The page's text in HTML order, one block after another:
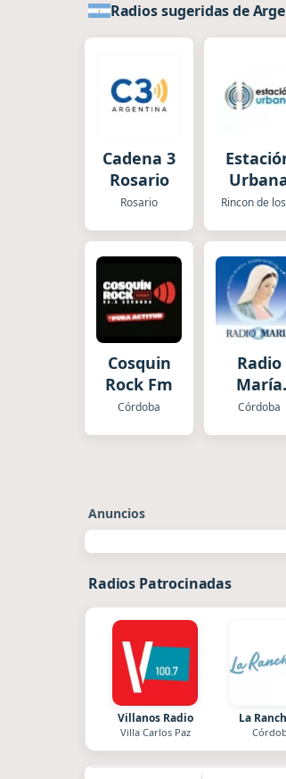
Radios sugeridas de
Cadena 3
Rosario
Rosario
Cosquin
Rock Fm
Córdoba
Radio
María
Córdoba
Anuncios
Radios Patrocinadas
Villanos Radio
Villa Carlos Paz
La